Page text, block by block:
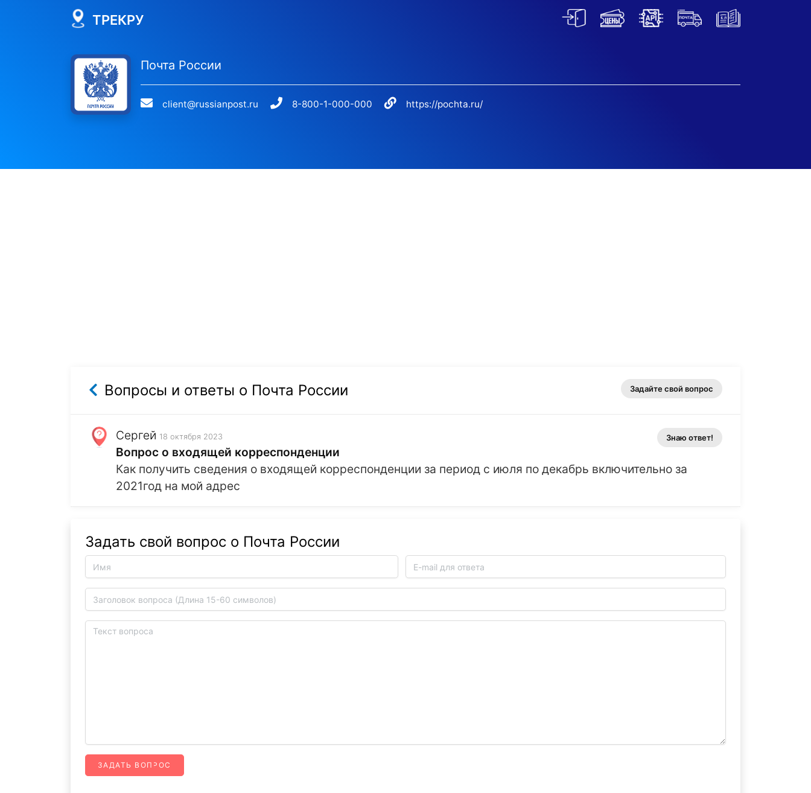
ТРЕКРУ
Почта России
client@russianpost.ru 8-800-1-000-000 https://pochta.ru/
Вопросы и ответы о Почта России Задайте свой вопрос
Сергей 18 октября 2023
Вопрос о входящей корреспонденции
Как получить сведения о входящей корреспонденции за период с июля по декабрь включительно за
2021год на мой адрес
Знаю ответ!
Задать свой вопрос о Почта России
ЗАДАТЬ ВОПРОС